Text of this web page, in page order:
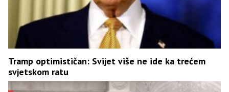
Tramp optimističan: Svijet više ne ide ka trećem
svjetskom ratu